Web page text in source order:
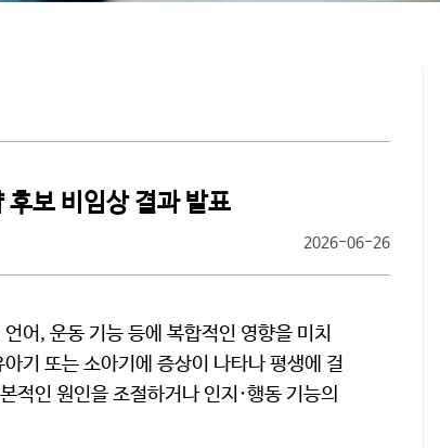
보 비임상 결과 발표
2026-06-26
어, 운동 기능 등에 복합적인 영향을 미치
기 또는 소아기에 증상이 나타나 평생에 걸
적인 원인을 조절하거나 인지·행동 기능의